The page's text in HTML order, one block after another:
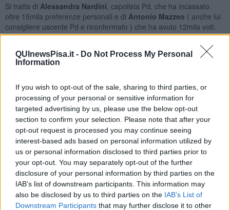
QUInewsPisa.it - Do Not Process My Personal
Information
If you wish to opt-out of the sale, sharing to third parties, or
processing of your personal or sensitive information for
targeted advertising by us, please use the below opt-out
section to confirm your selection. Please note that after your
opt-out request is processed you may continue seeing
interest-based ads based on personal information utilized by
us or personal information disclosed to third parties prior to
your opt-out. You may separately opt-out of the further
disclosure of your personal information by third parties on the
IAB’s list of downstream participants. This information may
also be disclosed by us to third parties on the IAB’s List of
Downstream Participants that may further disclose it to other
Si tratta di Alessandra Nardini , capolista Pd, che ha incassato
oltre 15mila preferenze personali e di Antonio Mazzeo ( anche lui
consigliere uscente Pd e riconfermato ) che ha avuto 12mila voti.
Giancarlo Lunardi.
Non è invece scattato il seggio per Sinistra Civica Ecologista,
nonostante le oltre 5mila preferenze personali del capolista
Malacarnee neppure per Italia Viva+Europa.
Nel centrodestra arriva in Consiglio RegionaleElena Meini ( Lega
con 5600 preferenze personali.
Non sono invece scattati i seggi nè per Fratelli di'Italia ( Bagnoli e
Petrucci hanno raccolto più di quattromila preferenze personali a
testa ) nè per il M5s ( Lauricella e De Biasi con oltre mille voti
personali ) ma, a livello regionale, è stata eletta come candidata
presidente la cascinese Irene Galletti, consigliera uscente.